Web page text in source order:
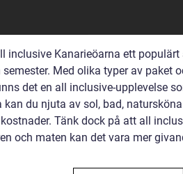
inclusive Kanarieöarna ett
Med olika typer av paket
det en all inclusive-upplevelse
kan du njuta av sol, bad,
Tänk dock på att all
och maten kan det vara mer